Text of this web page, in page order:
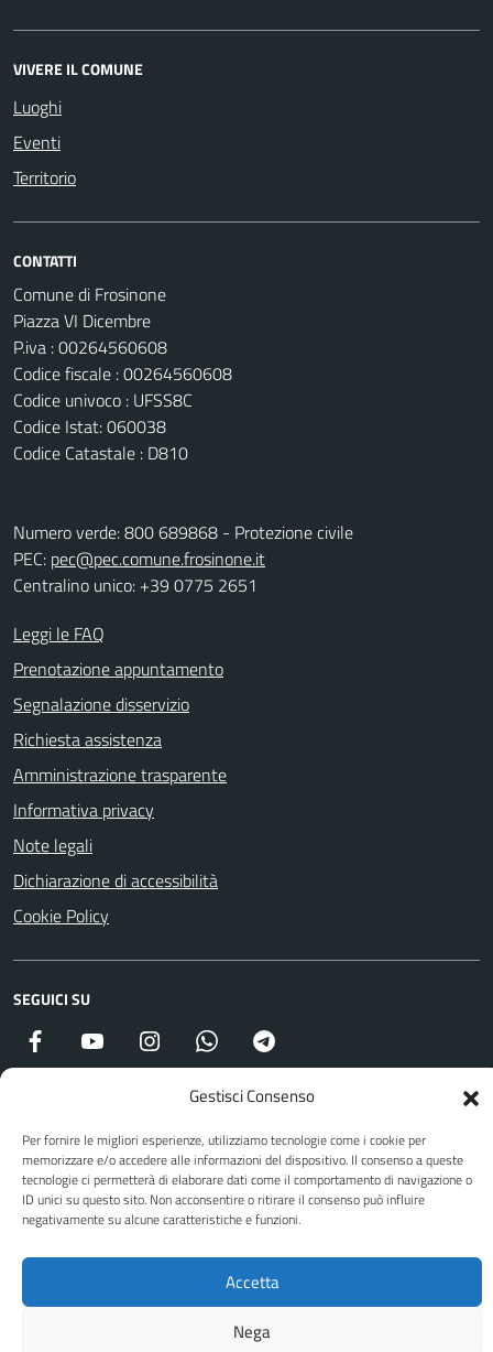
Gestisci Consenso
Per fornire le migliori esperienze, utilizziamo tecnologie come i cookie per
memorizzare e/o accedere alle informazioni del dispositivo. Il consenso a queste
tecnologie ci permetterà di elaborare dati come il comportamento di navigazione o
ID unici su questo sito. Non acconsentire o ritirare il consenso può influire
negativamente su alcune caratteristiche e funzioni.
Accetta
Nega
VIVERE IL COMUNE
Luoghi
Eventi
Territorio
CONTATTI
Comune di Frosinone
Piazza VI Dicembre
P.iva : 00264560608
Codice fiscale : 00264560608
Codice univoco : UFSS8C
Codice Istat: 060038
Codice Catastale : D810
Numero verde: 800 689868 - Protezione civile
PEC: pec@pec.comune.frosinone.it
Centralino unico: +39 0775 2651
Leggi le FAQ
Prenotazione appuntamento
Segnalazione disservizio
Richiesta assistenza
Amministrazione trasparente
Informativa privacy
Note legali
Dichiarazione di accessibilità
Cookie Policy
SEGUICI SU
Facebook YouTube Instagram WhatsApp
Attuazione Misure PNRR
Piano di miglioramento del sito